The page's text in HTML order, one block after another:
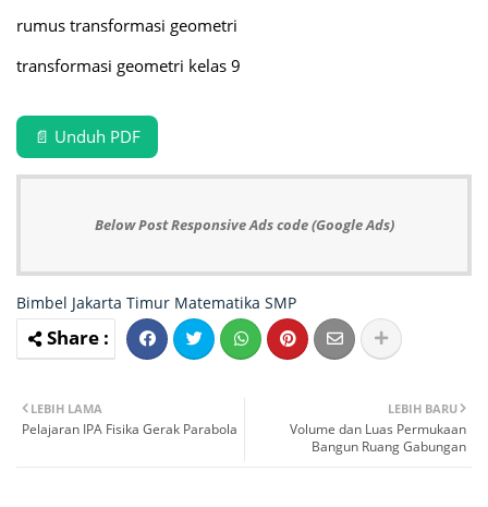
rumus transformasi geometri
transformasi geometri kelas 9
📄 Unduh PDF
Below Post Responsive Ads code (Google Ads)
Bimbel Jakarta Timur Matematika SMP
LEBIH BARU
Volume dan Luas Permukaan
Bangun Ruang Gabungan
LEBIH LAMA
Pelajaran IPA Fisika Gerak Parabola